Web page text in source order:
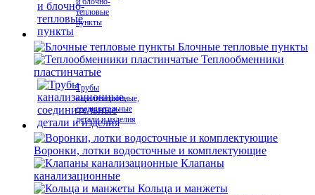
тепловые
пункты
Блочные тепловые пункты
Теплообменники
пластинчатые
Трубы
канализационные,
соединительные
детали и изделия
Воронки, лотки водосточные и комплектующие
Клапаны
канализационные
Кольца и манжеты